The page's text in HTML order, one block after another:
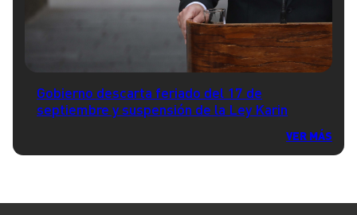
Gobierno descarta feriado del 17 de
septiembre y suspensión de la Ley Karin
VER MÁS